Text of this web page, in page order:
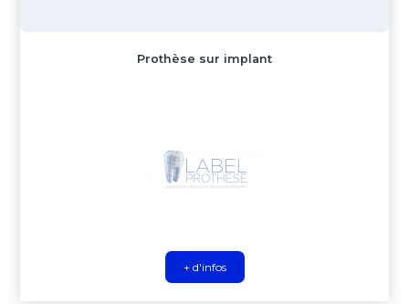
Prothèse sur implant
+ d'infos